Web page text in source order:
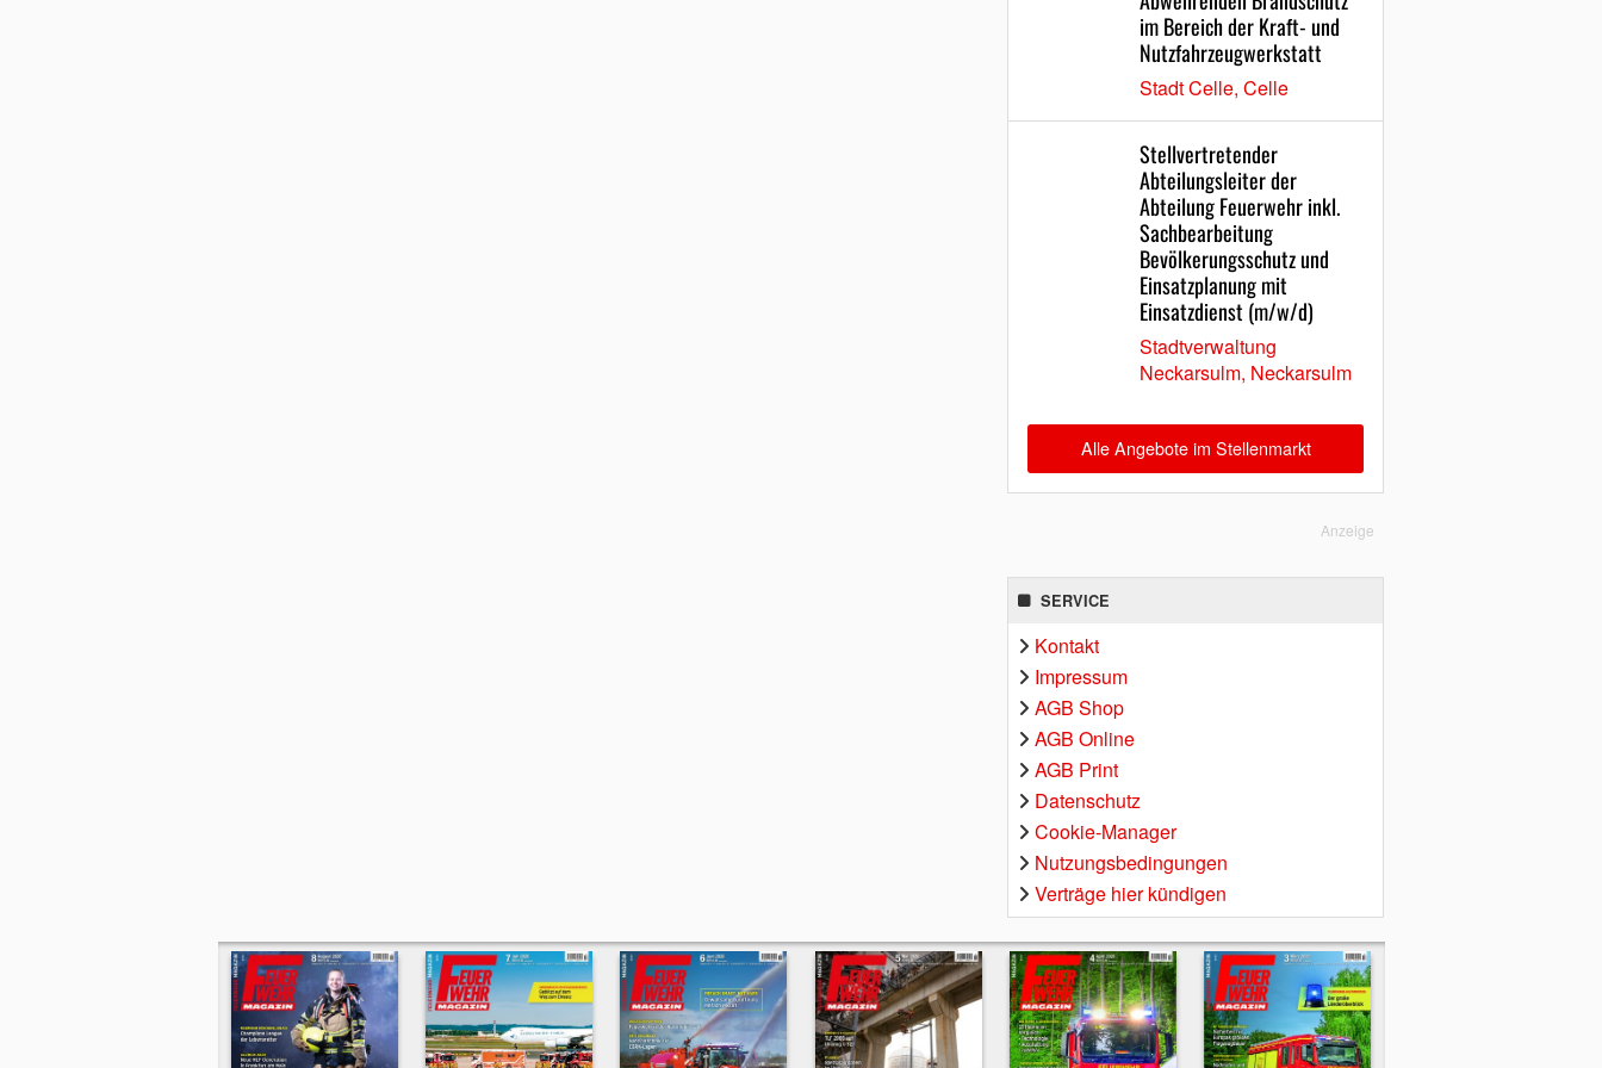
im Bereich der Kraft- und
Nutzfahrzeugwerkstatt
Stadt Celle, Celle
Stellvertretender
Abteilungsleiter der
Abteilung Feuerwehr inkl.
Sachbearbeitung
Bevölkerungsschutz und
Einsatzplanung mit
Einsatzdienst (m/w/d)
Stadtverwaltung
Neckarsulm, Neckarsulm
Alle Angebote im Stellenmarkt
Anzeige
SERVICE
Kontakt
Impressum
AGB Shop
AGB Online
AGB Print
Datenschutz
Cookie-Manager
Nutzungsbedingungen
Verträge hier kündigen